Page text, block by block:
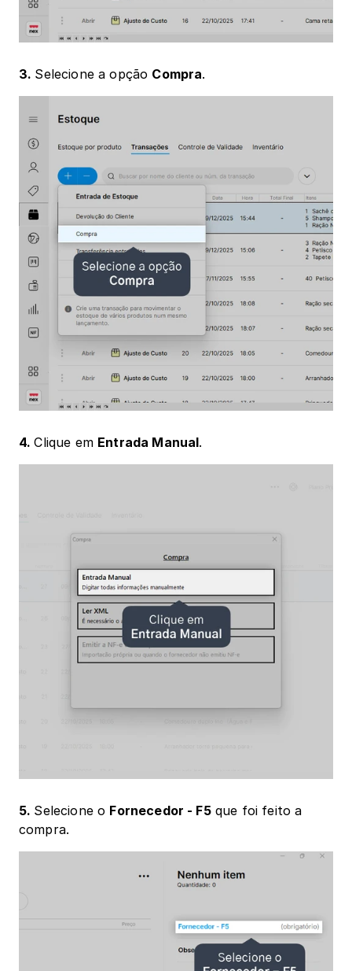
3. Selecione a opção Compra.
4. Clique em Entrada Manual.
5. Selecione o Fornecedor - F5 que foi feito a
compra.